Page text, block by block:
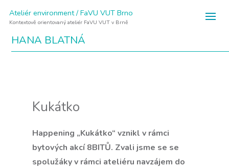
Ateliér environment / FaVU VUT Brno
Kontextově orientovaný ateliér FaVU VUT v Brně
HANA BLATNÁ
Kukátko
Happening „Kukátko“ vznikl v rámci
bytových akcí 8BITŮ. Zvali jsme se se
spolužáky v rámci ateliéru navzájem do